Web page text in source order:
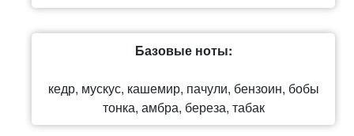
Базовые ноты:
кедр, мускус, кашемир, пачули, бензоин, бобы
тонка, амбра, береза, табак